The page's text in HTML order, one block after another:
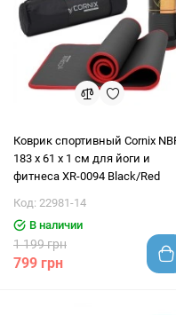
Коврик спортивный Cornix
183 x 61 x 1 cм для йоги и
фитнеса XR-0094 Black/Red
Код: 22981-14
В наличии
1 199 грн
799 грн